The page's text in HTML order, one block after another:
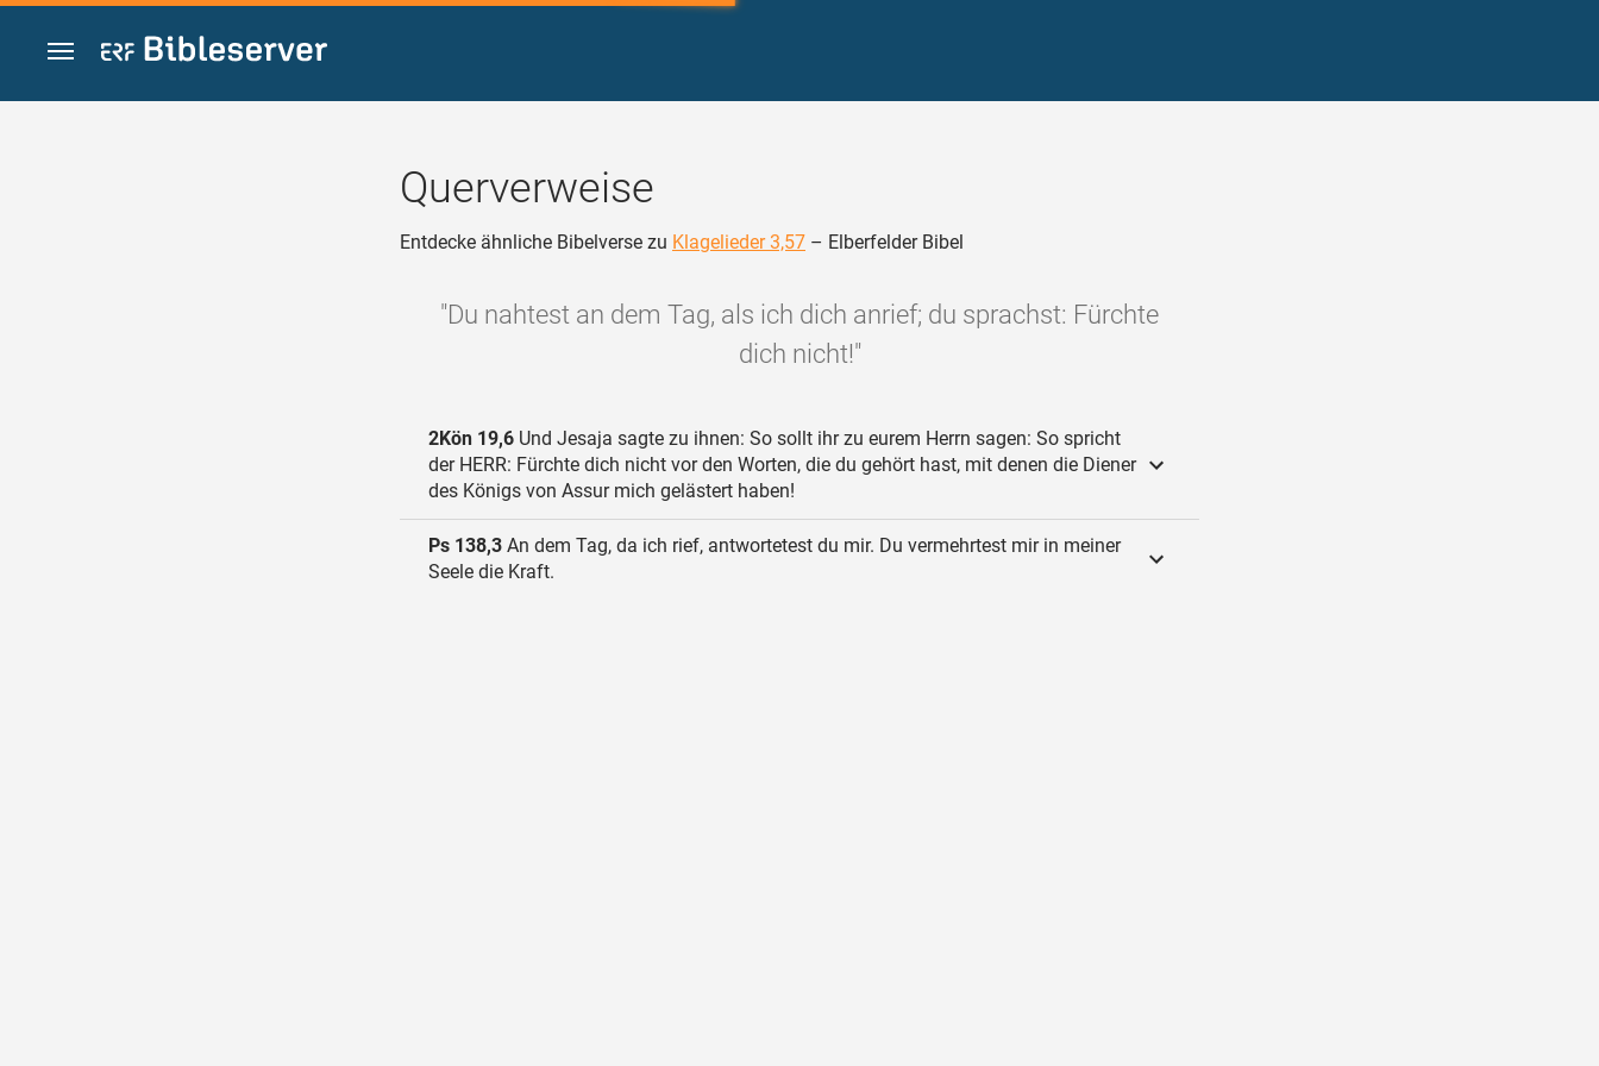
Zum Inhalt springen
Querverweise
Entdecke ähnliche Bibelverse zu Klagelieder 3,57 – Elberfelder Bibel
"Du nahtest an dem Tag, als ich dich anrief; du sprachst: Fürchte
dich nicht!"
2Kön 19,6 Und Jesaja sagte zu ihnen: So sollt ihr zu eurem Herrn sagen: So spricht
der HERR: Fürchte dich nicht vor den Worten, die du gehört hast, mit denen die Diener
des Königs von Assur mich gelästert haben!
Ps 138,3 An dem Tag, da ich rief, antwortetest du mir. Du vermehrtest mir in meiner
Seele die Kraft.